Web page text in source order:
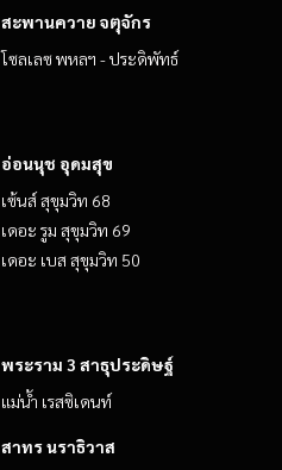
สะพานควาย จตุจักร
โซลเลซ พหลฯ - ประดิพัทธ์
อ่อนนุช อุดมสุข
เซ้นส์ สุขุมวิท 68
เดอะ รูม สุขุมวิท 69
เดอะ เบส สุขุมวิท 50
พระราม 3 สาธุประดิษฐ์
แม่น้ำ เรสซิเดนท์
สาทร นราธิวาส